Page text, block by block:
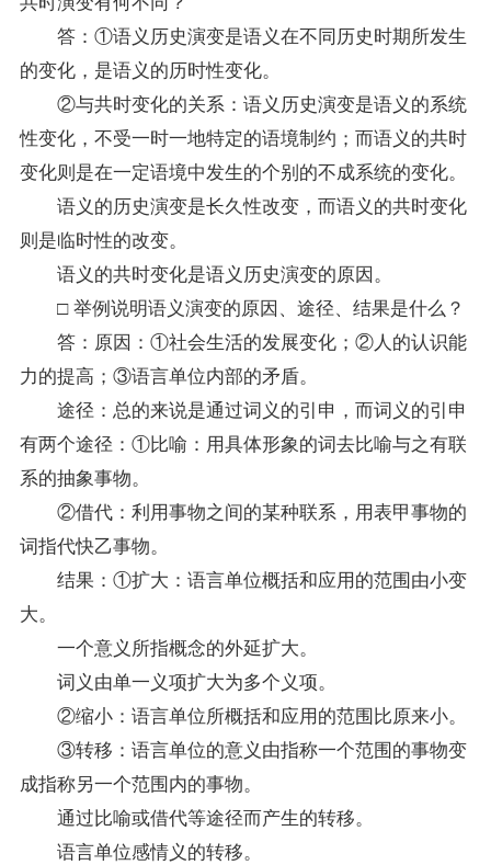
答：①语义历史演变是语义在不同历史时期所发生
的变化，是语义的历时性变化。
②与共时变化的关系：语义历史演变是语义的系统
性变化，不受一时一地特定的语境制约；而语义的共时
变化则是在一定语境中发生的个别的不成系统的变化。
语义的历史演变是长久性改变，而语义的共时变化
则是临时性的改变。
语义的共时变化是语义历史演变的原因。
□ 举例说明语义演变的原因、途径、结果是什么？
答：原因：①社会生活的发展变化；②人的认识能
力的提高；③语言单位内部的矛盾。
途径：总的来说是通过词义的引申，而词义的引申
有两个途径：①比喻：用具体形象的词去比喻与之有联
系的抽象事物。
②借代：利用事物之间的某种联系，用表甲事物的
词指代快乙事物。
结果：①扩大：语言单位概括和应用的范围由小变
大。
一个意义所指概念的外延扩大。
词义由单一义项扩大为多个义项。
②缩小：语言单位所概括和应用的范围比原来小。
③转移：语言单位的意义由指称一个范围的事物变
成指称另一个范围内的事物。
通过比喻或借代等途径而产生的转移。
语言单位感情义的转移。